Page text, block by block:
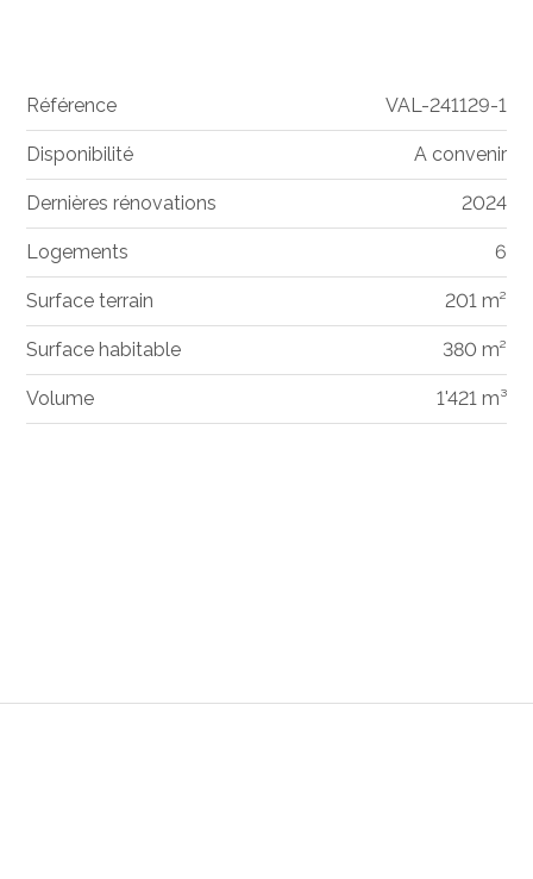
Référence VAL-241129-1
Disponibilité A convenir
Dernières rénovations 2024
Logements 6
Surface terrain 201 m²
Surface habitable 380 m²
Volume 1'421 m³